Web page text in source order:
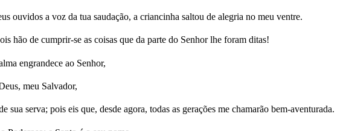
ouvidos a voz da tua saudação, a criancinha saltou de alegria no meu ventre.
hão de cumprir-se as coisas que da parte do Senhor lhe foram ditas!
engrandece ao Senhor,
meu Salvador,
sua serva; pois eis que, desde agora, todas as gerações me chamarão bem-aventurada.